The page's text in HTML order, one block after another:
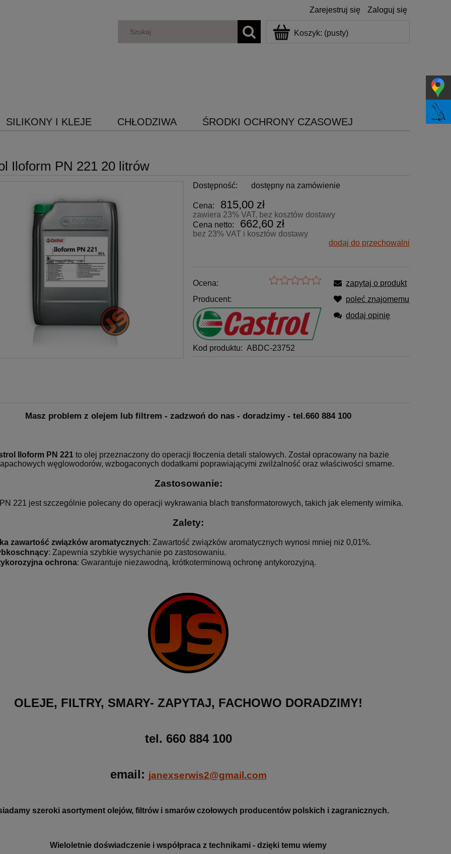
Zarejestruj się Zaloguj się
Koszyk: (pusty)
SILIKONY I KLEJE CHŁODZIWA ŚRODKI OCHRONY CZASOWEJ
Iloform PN 221 20 litrów
Dostępność: dostępny na zamówienie
Cena: 815,00 zł
zawiera 23% VAT, bez kosztów dostawy
Cena netto:
662,60 zł
bez 23% VAT i kosztów dostawy
dodaj do przechowalni
Ocena:
Producent:
Kod produktu: ABDC-23752
zapytaj o produkt
poleć znajomemu
dodaj opinię
Masz problem z olejem lub filtrem - zadzwoń do nas - doradzimy - tel.660 884 100
Iloform PN 221to olej przeznaczony do operacji tłoczenia detali stalowych. Został opracowany na bazie
węglowodorów, wzbogaconych dodatkami poprawiającymi zwilżalność oraz właściwości smarne.
Zastosowanie:
221 jest szczególnie polecany do operacji wykrawania blach transformatorowych, takich jak elementy wirnika.
Zalety:
zawartość związków aromatycznych: Zawartość związków aromatycznych wynosi mniej niż 0,01%.
: Zapewnia szybkie wysychanie po zastosowaniu.
ochrona: Gwarantuje niezawodną, krótkoterminową ochronę antykorozyjną.
OLEJE, FILTRY, SMARY- ZAPYTAJ, FACHOWO DORADZIMY!
tel. 660 884 100
email: janexserwis2@gmail.com
szeroki asortyment olejów, filtrów i smarów czołowych producentów polskich i zagranicznych.
Wieloletnie doświadczenie i współpraca z technikami - dzięki temu wiemy